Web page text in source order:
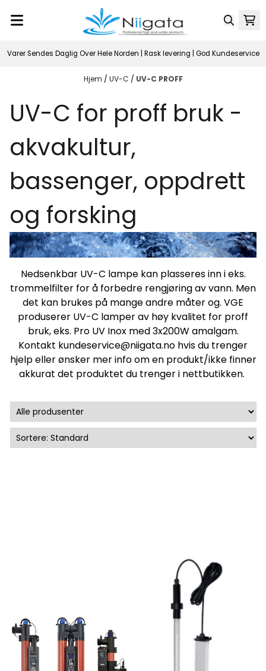
Varer Sendes Daglig Over Hele Norden | Rask levering | God Kundeservice
Hjem / UV-C / UV-C PROFF
UV-C for proff bruk -
akvakultur,
bassenger, oppdrett
og forsking
Nedsenkbar UV-C lampe kan plasseres inn i eks.
trommelfilter for å forbedre rengjøring av vann. Men
det kan brukes på mange andre måter og. VGE
produserer UV-C lamper av høy kvalitet for proff
bruk, eks. Pro UV Inox med 3x200W amalgam.
Kontakt kundeservice@niigata.no hvis du trenger
hjelp eller ønsker mer info om en produkt/ikke finner
akkurat det produktet du trenger i nettbutikken.